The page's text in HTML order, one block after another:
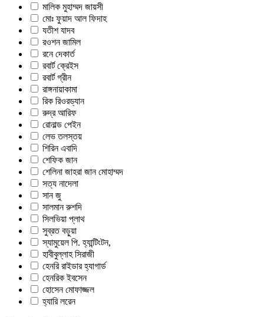
মালিক মুহাম্মদ জায়সী
মোঃ ফুয়াদ আল ফিদাহ
যতীশ যাদব
রওশন জামিল
রনে দেকার্ত
রবার্ট ক্রেইস
রবার্ট গ্রীন
রাঙ্গনায়াকামা
রিক রিওরড্যান
রুদ্র আরিফ
রোনাল্ড পেইন
লেভ তলস্তয়
শিরিন এবাদি
শেফিক জান
শেলিনা জাহরা জান মোহাম্মদ
সত্য নাদেলা
সান জু
সালমান রুশদি
সিলভিয়া প্লাথ
সুব্রত বড়ুয়া
স্যামুয়েল পি. হ্যান্টিংটন,
হাবীবুল্লাহ সিরাজী
হেনরি রাইডার হ্যাগার্ড
হেনরিক ইবসেন
হোসেন মোফাজ্জল
হ্যারি লরেন